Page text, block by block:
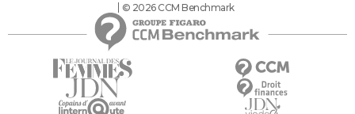
© 2026 CCM Benchmark